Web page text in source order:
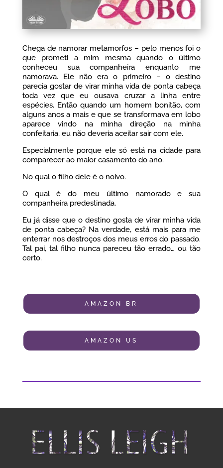
Chega de namorar metamorfos – pelo menos foi o
que prometi a mim mesma quando o último
conheceu sua companheira enquanto me
namorava. Ele não era o primeiro – o destino
parecia gostar de virar minha vida de ponta cabeça
toda vez que eu ousava cruzar a linha entre
espécies. Então quando um homem bonitão, com
alguns anos a mais e que se transformava em lobo
aparece vindo na minha direção na minha
confeitaria, eu não deveria aceitar sair com ele.
Especialmente porque ele só está na cidade para
comparecer ao maior casamento do ano.
No qual o filho dele é o noivo.
O qual é do meu último namorado e sua
companheira predestinada.
Eu já disse que o destino gosta de virar minha vida
de ponta cabeça? Na verdade, está mais para me
enterrar nos destroços dos meus erros do passado.
Tal pai, tal filho nunca pareceu tão errado… ou tão
certo.
AMAZON BR
AMAZON US